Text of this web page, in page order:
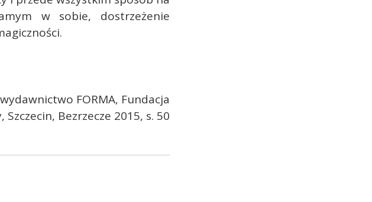
w sobie, dostrzeżenie
FORMA, Fundacja
Bezrzecze 2015, s. 50